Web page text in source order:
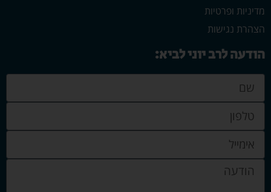
מדיניות ופרטיות
הצהרת נגישות
הודעה לרב יוני לביא: